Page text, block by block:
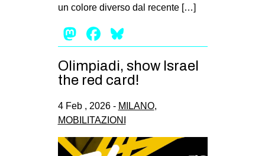
un colore diverso dal recente […]
Mastodon
Facebook
Olimpiadi, show Israel
the red card!
4 Feb , 2026 - MILANO,
MOBILITAZIONI